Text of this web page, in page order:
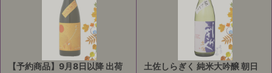
【予約商品】9月8日以降 出荷
土佐しらぎく 純米大吟醸 朝日